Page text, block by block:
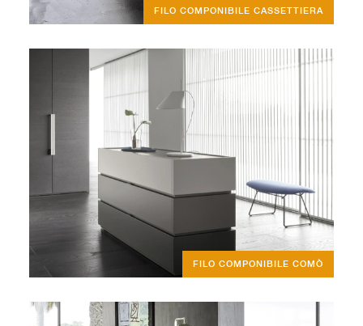
FILO COMPONIBILE CASSETTIERA
FILO COMPONIBILE COMÒ